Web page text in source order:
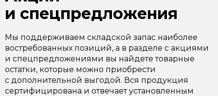
и спецпредложения
Мы поддерживаем складской запас наиболее
востребованных позиций, а в разделе с акциями
и спецпредложениями вы найдете товарные
остатки, которые можно приобрести
с дополнительной выгодой. Вся продукция
сертифицирована и отвечает установленным